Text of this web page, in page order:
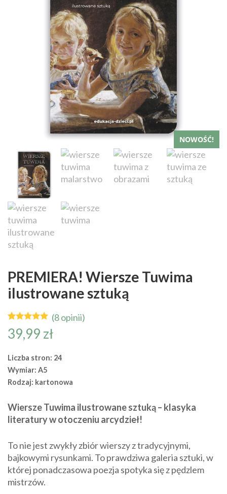
NOWOŚĆ!
PREMIERA! Wiersze Tuwima
ilustrowane sztuką
Oceniony
5.00na 5
8
ocen
klientów
(8 opinii)
39,99 zł
Liczba stron: 24
Wymiar: A5
Rodzaj: kartonowa
Wiersze Tuwima ilustrowane sztuką – klasyka
literatury w otoczeniu arcydzieł!
To nie jest zwykły zbiór wierszy z tradycyjnymi,
bajkowymi rysunkami. To prawdziwa galeria sztuki, w
której ponadczasowa poezja spotyka się z pędzlem
mistrzów.